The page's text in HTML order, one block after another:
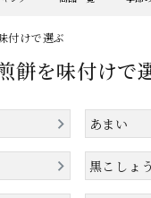
search
付けで選ぶ
餅を味付けで
あまい
黒こしょ